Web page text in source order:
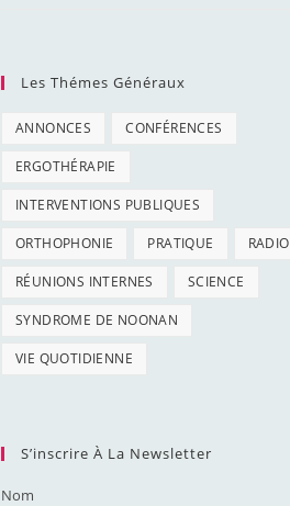
Les Thémes Généraux
ANNONCES CONFÉRENCES
ERGOTHÉRAPIE
INTERVENTIONS PUBLIQUES
ORTHOPHONIE PRATIQUE RADIO
RÉUNIONS INTERNES SCIENCE
SYNDROME DE NOONAN
VIE QUOTIDIENNE
S’inscrire À La Newsletter
Nom